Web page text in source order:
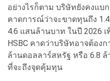
อย่างไรก็ตาม บริษัทยังคงแ
คาดการณ์ว่าจะขาดทุนถึง
4.6 แสนล้านบาท ในปี 2026
HSBC คาดว่าบริษัทอาจต้อง
ล้านดอลลาร์สหรัฐ หรือ 6.8
ที่จะถึงจุดคุ้มทุน